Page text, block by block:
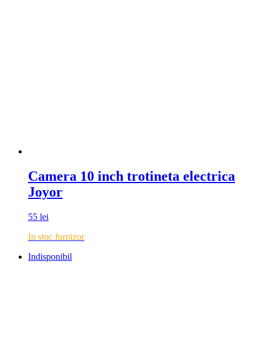
Camera 10 inch trotineta electrica
Joyor
55 lei
In stoc furnizor
Indisponibil